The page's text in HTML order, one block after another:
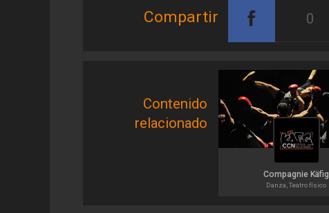
Compartir 0
Contenido
relacionado
Compagnie Käfig
Danza, Teatro físico